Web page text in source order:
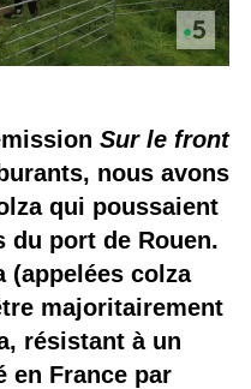
Sur le front
nous avons
qui poussaient
du port de Rouen.
(appelées colza
majoritairement
résistant à un
en France par